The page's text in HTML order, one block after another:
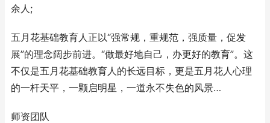
余人;
五月花基础教育人正以“强常规，重规范，强质量，促发
展”的理念阔步前进。“做最好地自己，办更好的教育”。这
不仅是五月花基础教育人的长远目标，更是五月花人心理
的一杆天平，一颗启明星，一道永不失色的风景…
师资团队